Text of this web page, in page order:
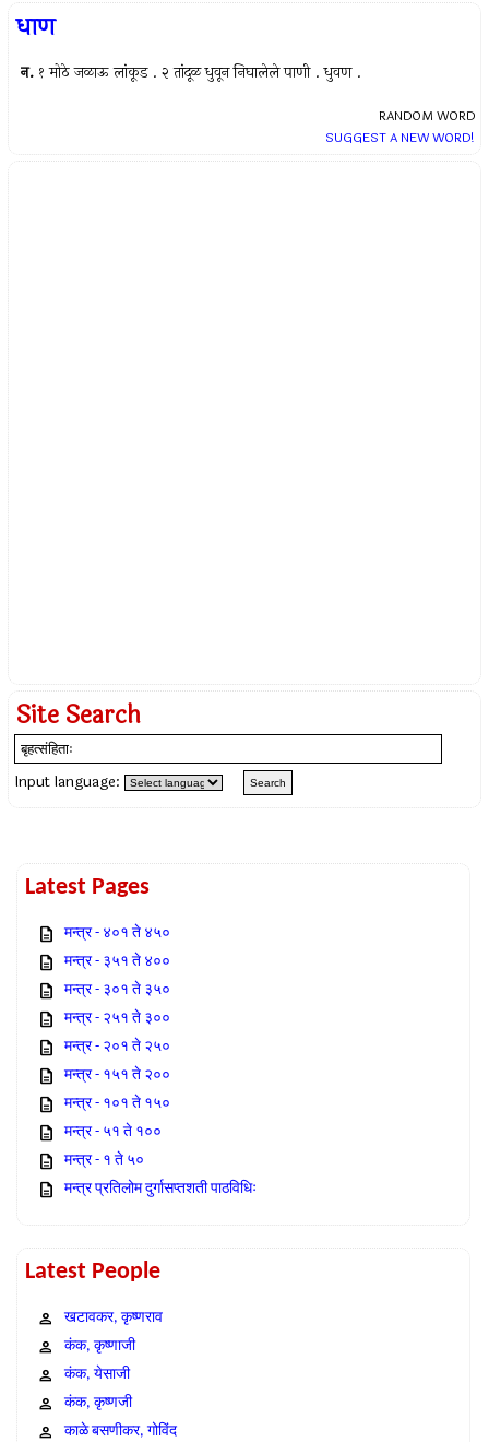
धाण
न. १ मोठे जळाऊ लांकूड . २ तांदूळ धुवून निघालेले पाणी . धुवण .
RANDOM WORD
SUGGEST A NEW WORD!
Site Search
Input language:
Latest Pages
मन्त्र - ४०१ ते ४५०
मन्त्र - ३५१ ते ४००
मन्त्र - ३०१ ते ३५०
मन्त्र - २५१ ते ३००
मन्त्र - २०१ ते २५०
मन्त्र - १५१ ते २००
मन्त्र - १०१ ते १५०
मन्त्र - ५१ ते १००
मन्त्र - १ ते ५०
मन्त्र प्रतिलोम दुर्गासप्तशती पाठविधिः
Latest People
खटावकर, कृष्णराव
कंक, कृष्णाजी
कंक, येसाजी
कंक, कृष्णजी
काळे बसणीकर, गोविंद